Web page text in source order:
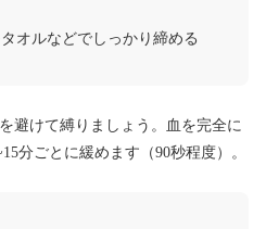
オルなどでしっかり締める
避けて縛りましょう。血を完全に
分ごとに緩めます（90秒程度）。